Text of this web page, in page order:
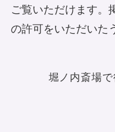
ご覧いただけます。
の許可をいただいた
堀ノ内斎場